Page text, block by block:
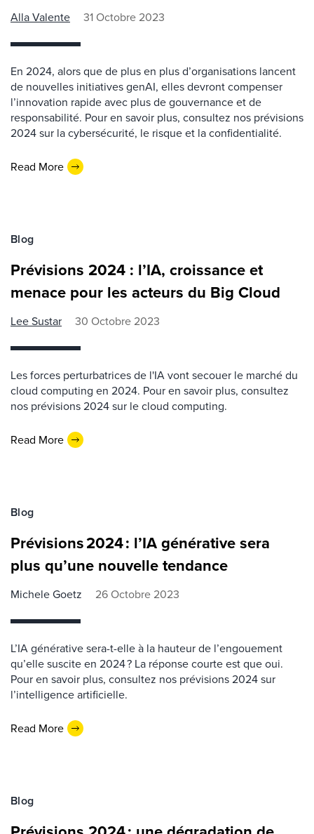
Alla Valente 31 Octobre 2023
En 2024, alors que de plus en plus d’organisations lancent
de nouvelles initiatives genAI, elles devront compenser
l’innovation rapide avec plus de gouvernance et de
responsabilité. Pour en savoir plus, consultez nos prévisions
2024 sur la cybersécurité, le risque et la confidentialité.
Read More
Blog
Prévisions 2024 : l’IA, croissance et
menace pour les acteurs du Big Cloud
Lee Sustar 30 Octobre 2023
Les forces perturbatrices de l'IA vont secouer le marché du
cloud computing en 2024. Pour en savoir plus, consultez
nos prévisions 2024 sur le cloud computing.
Read More
Blog
Prévisions 2024 : l’IA générative sera
plus qu’une nouvelle tendance
Michele Goetz 26 Octobre 2023
L’IA générative sera-t-elle à la hauteur de l’engouement
qu’elle suscite en 2024 ? La réponse courte est que oui.
Pour en savoir plus, consultez nos prévisions 2024 sur
l’intelligence artificielle.
Read More
Blog